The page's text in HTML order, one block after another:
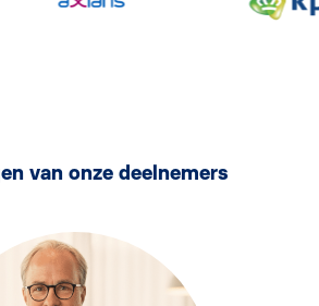
van onze deelnemers